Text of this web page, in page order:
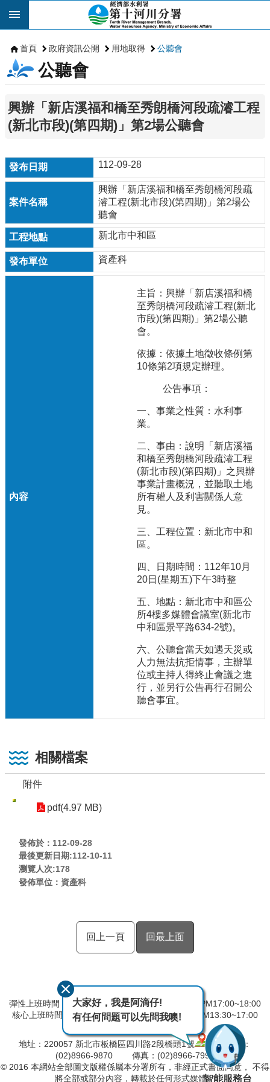
跳到主要內容區塊
首頁 政府資訊公開 用地取得 公聽會
公聽會
興辦「新店溪福和橋至秀朗橋河段疏濬工程
(新北市段)(第四期)」第2場公聽會
112-09-28
興辦「新店溪福和橋至秀朗橋河段疏
濬工程(新北市段)(第四期)」第2場公
聽會
新北市中和區
資產科
主旨：興辦「新店溪福和橋
至秀朗橋河段疏濬工程(新北
市段)(第四期)」第2場公聽
會。
依據：依據土地徵收條例第
10條第2項規定辦理。
公告事項：
一、事業之性質：水利事
業。
二、事由：說明「新店溪福
和橋至秀朗橋河段疏濬工程
(新北市段)(第四期)」之興辦
事業計畫概況，並聽取土地
所有權人及利害關係人意
見。
三、工程位置：新北市中和
區。
四、日期時間：112年10月
20日(星期五)下午3時整
五、地點：新北市中和區公
所4樓多媒體會議室(新北市
中和區景平路634-2號)。
六、公聽會當天如遇天災或
人力無法抗拒情事，主辦單
位或主持人得終止會議之進
行，並另行公告再行召開公
聽會事宜。
相關檔案
附件
pdf(4.97 MB)
發佈於：112-09-28
最後更新日期:112-10-11
瀏覽人次:178
發佈單位：資產科
回上一頁 回最上面
彈性上班時間：AM8:00~09:00 彈性下班時間：PM17:00~18:00
核心上班時間：星期一 ~ 星期五 AM08:30~12:30 PM13:30~17:00
地址：220057 新北市板橋區四川路2段橋頭1號
電話：
(02)8966-9870 傳真：(02)8966-7996
© 2016 本網站全部圖文版權係屬本分署所有，非經正式書面同意， 不得
將全部或部分內容，轉載於任何形式媒體。
大家好，我是阿滴仔!
有任何問題可以先問我噢!
智能服務台